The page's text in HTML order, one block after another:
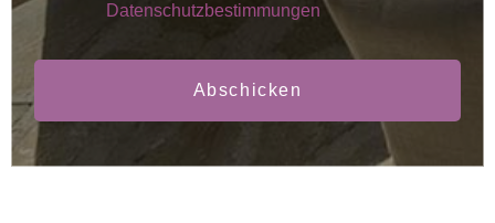
Datenschutzbestimmungen
Abschicken